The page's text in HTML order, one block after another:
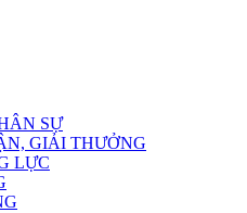
SỰ
GIẢI THƯỞNG
LỰC